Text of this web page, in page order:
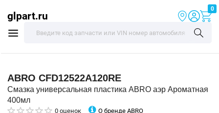
glpart.ru
0
ABRO CFD12522A120RE
Смазка универсальная пластика ABRO аэр Ароматная
400мл
0 оценок О бренде ABRO